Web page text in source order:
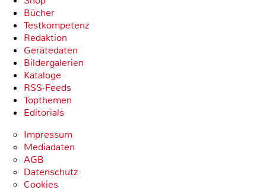
Bücher
Testkompetenz
Redaktion
Gerätedaten
Bildergalerien
Kataloge
RSS-Feeds
Topthemen
Editorials
Impressum
Mediadaten
AGB
Datenschutz
Cookies